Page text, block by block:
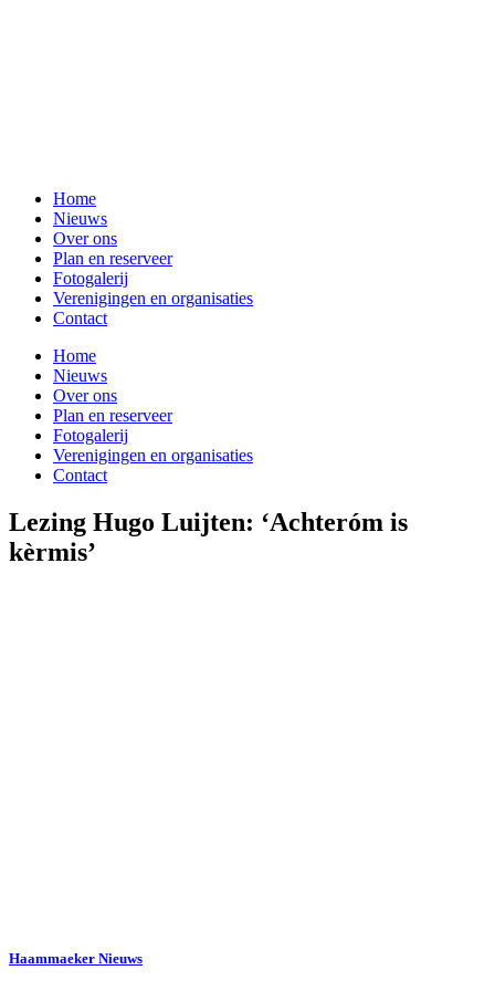
Home
Nieuws
Over ons
Plan en reserveer
Fotogalerij
Verenigingen en organisaties
Contact
Home
Nieuws
Over ons
Plan en reserveer
Fotogalerij
Verenigingen en organisaties
Contact
Lezing Hugo Luijten: ‘Achteróm is
kèrmis’
Haammaeker Nieuws